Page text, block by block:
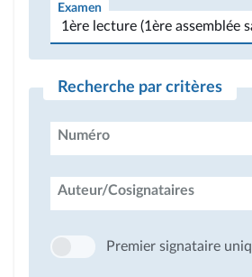
Examen
Recherche par critères
Numéro
Auteur/Cosignataires
Premier signataire